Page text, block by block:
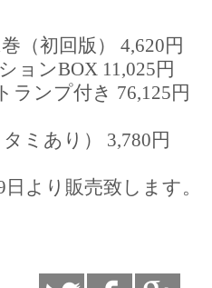
（初回版） 4,620円
ョンBOX 11,025円
ランプ付き 76,125円
ミあり） 3,780円
より販売致します。